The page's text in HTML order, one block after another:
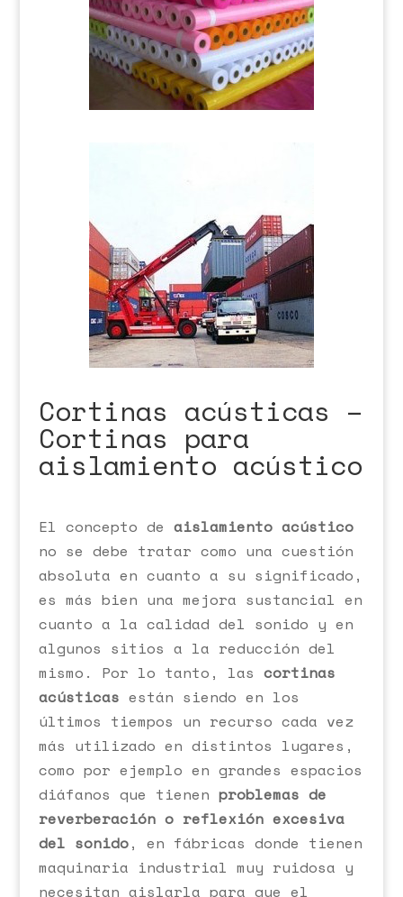
Cortinas acústicas –
Cortinas para
aislamiento acústico
El concepto de aislamiento acústico
no se debe tratar como una cuestión
absoluta en cuanto a su significado,
es más bien una mejora sustancial en
cuanto a la calidad del sonido y en
algunos sitios a la reducción del
mismo. Por lo tanto, las cortinas
acústicas están siendo en los
últimos tiempos un recurso cada vez
más utilizado en distintos lugares,
como por ejemplo en grandes espacios
diáfanos que tienen problemas de
reverberación o reflexión excesiva
del sonido, en fábricas donde tienen
maquinaria industrial muy ruidosa y
necesitan aislarla para que el